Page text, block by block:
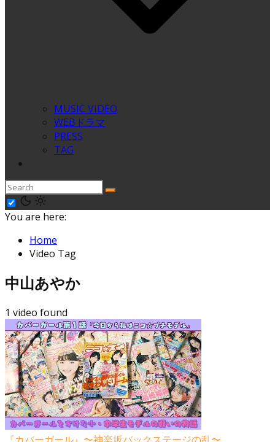
MUSIC VIDEO
WEBドラマ
PRESS
TAG
You are here:
Home
Video Tag
中山あやか
1 video found